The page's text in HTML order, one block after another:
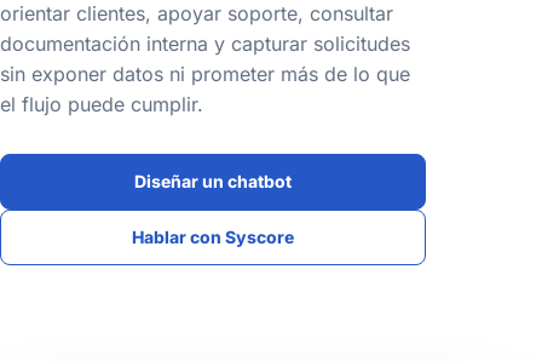
orientar clientes, apoyar soporte, consultar
documentación interna y capturar solicitudes
sin exponer datos ni prometer más de lo que
el flujo puede cumplir.
Diseñar un chatbot
Hablar con Syscore